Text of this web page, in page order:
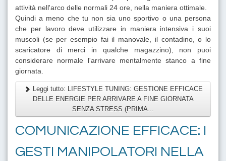
attività nell'arco delle normali 24 ore, nella maniera ottimale.
Quindi a meno che tu non sia uno sportivo o una persona
che per lavoro deve utilizzare in maniera intensiva i suoi
muscoli (se per esempio fai il manovale, il contadino, o lo
scaricatore di merci in qualche magazzino), non puoi
considerare normale l'arrivare mentalmente stanco a fine
giornata.
Leggi tutto: LIFESTYLE TUNING: GESTIONE EFFICACE
DELLE ENERGIE PER ARRIVARE A FINE GIORNATA
SENZA STRESS (PRIMA...
COMUNICAZIONE EFFICACE: I
GESTI MANIPOLATORI NELLA